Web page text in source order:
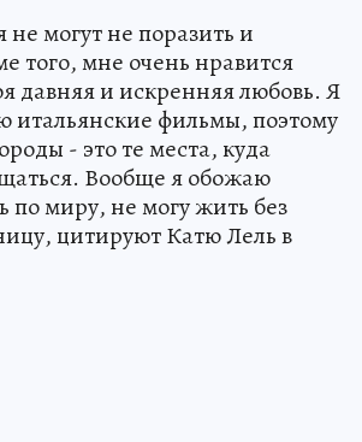
не могут не поразить и
того, мне очень нравится
давняя и искренняя любовь. Я
итальянские фильмы, поэтому
- это те места, куда
Вообще я обожаю
по миру, не могу жить без
цитируют Катю Лель в